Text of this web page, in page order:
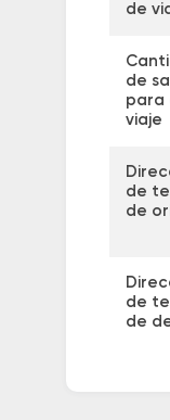
de
de
para
viaje
de
de
de
de